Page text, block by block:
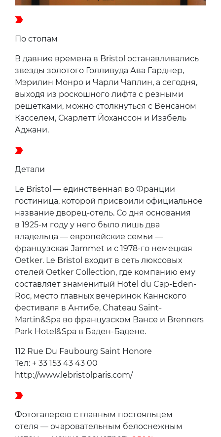
По стопам
В давние времена в Bristol останавливались
звезды золотого Голливуда Ава Гарднер,
Мэрилин Монро и Чарли Чаплин, а сегодня,
выходя из роскошного лифта с резными
решетками, можно столкнуться с Венсаном
Касселем, Скарлетт Йоханссон и Изабель
Аджани.
Детали
Le Bristol — единственная во Франции
гостиница, которой присвоили официальное
название дворец-отель. Со дня основания
в 1925-м году у него было лишь два
владельца — европейские семьи —
Oetker. Le Bristol входит в сеть люксовых
составляет знаменитый Hotel du Cap-Eden-
Roc, место главных вечеринок Каннского